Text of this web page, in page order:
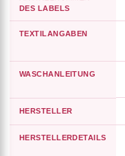
DES LABELS
TEXTILANGABEN
WASCHANLEITUNG
HERSTELLER
HERSTELLERDETAILS